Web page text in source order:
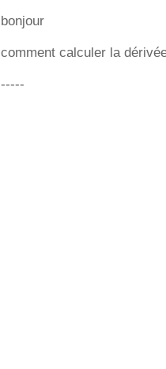
bonjour
comment calculer la
-----